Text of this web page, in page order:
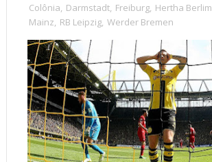
Colônia, Darmstadt, Freiburg, Hertha Berlim
Mainz, RB Leipzig, Werder Bremen